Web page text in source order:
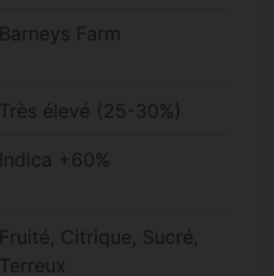
Barneys Farm
Très élevé (25-30%)
Indica +60%
Fruité, Citrique, Sucré,
Terreux